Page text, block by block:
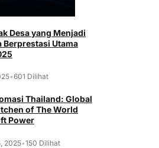
Desa yang Menjadi
Berprestasi Utama
•601 Dilihat
Thailand: Global
of The World
Power
2025•150 Dilihat